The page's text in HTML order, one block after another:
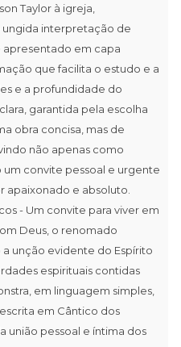
Taylor à igreja,
interpretação de
apresentado em capa
que facilita o estudo e a
e a profundidade do
garantida pela escolha
obra concisa, mas de
não apenas como
convite pessoal e urgente
apaixonado e absoluto.
- Um convite para viver em
Deus, o renomado
a unção evidente do Espírito
espirituais contidas
em linguagem simples,
em Cântico dos
união pessoal e íntima dos